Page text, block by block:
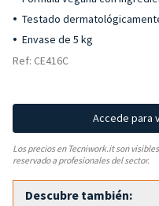
Testado
Envase de 5 kg
Ref: CE416C
Accede para
Los precios en Tecniwork.it son
reservado a profesionales del sector.
Descubre también: